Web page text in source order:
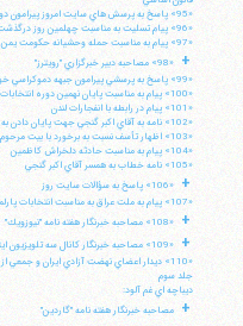
«95» پاسخ به پرسش هاي سايت امروز پيرامون دو رخداد سياسي
«96» پيام تسليت به مناسبت چهلمين روز درگذشت مرحوم آيت الله آشتياني(ره)
«97» پيام به مناسبت حمله وحشيانه حكومت يمن به شيعيان
+
«98» مصاحبه دبير خبرگزاري "رويترز"
«99» پاسخ به پرسشي پيرامون جبهه دموكراسي خواهي و حقوق بشر و انتخابات
«100» پيام به مناسبت پايان نهمين دوره انتخابات رياست جمهوري
«101» پيام در رابطه با انفجارات لندن
«102» نامه به آقاي اكبر گنجي جهت پايان دادن به اعتصاب غذا در زندان
«103» اظهار تأسف نسبت به برخورد با بيت مرحوم آيت الله العظمي شيرازي
«104» پيام به مناسبت حادثه دلخراش كاظمين
«105» نامه خطاب به همسر آقاي اكبر گنجي
+
«106» پاسخ به سؤالات سايت روز
«107» پيام به ملت عراق به مناسبت انتخابات پارلمان ملي آن كشور
+ «108» مصاحبه خبرنگار هفته نامه "نيوزويك"
+
«109» مصاحبه خبرنگار كانال سه تلويزيون ايتاليا
«110» ديدار اعضاي نهضت آزادي ايران و جمعي از دوستان مرحوم مهندس مهديبازرگان
جلد سوم
ديباچه اي غم آلود:
+ مصاحبه خبرنگار هفته نامه "گاردين"